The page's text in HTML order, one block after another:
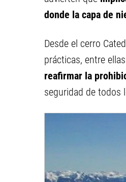
donde la capa de
Desde el cerro
prácticas, entre
reafirmar la
seguridad de todos